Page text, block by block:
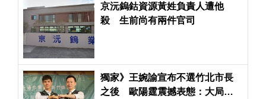
京沅鎢鈷資源黃姓負責人遭他
殺 生前尚有兩件官司
獨家》王婉諭宣布不選竹北市長
之後 歐陽霆震撼表態：大局優